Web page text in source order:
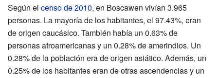
Según el censo de 2010, en Boscawen vivían 3.965
personas. La mayoría de los habitantes, el 97.43%, eran
de origen caucásico. También había un 0.63% de
personas afroamericanas y un 0.28% de amerindios. Un
0.28% de la población era de origen asiático. Además, un
0.25% de los habitantes eran de otras ascendencias y un